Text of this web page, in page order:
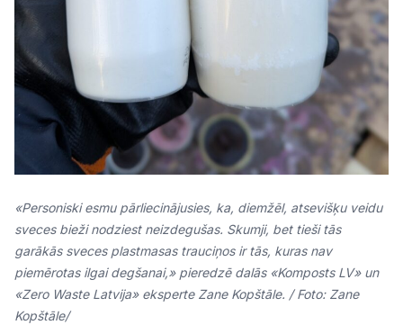
«Personiski esmu pārliecinājusies, ka, diemžēl, atsevišķu veidu
sveces bieži nodziest neizdegušas. Skumji, bet tieši tās
garākās sveces plastmasas trauciņos ir tās, kuras nav
piemērotas ilgai degšanai,» pieredzē dalās «Komposts LV» un
«Zero Waste Latvija» eksperte Zane Kopštāle. / Foto: Zane
Kopštāle/